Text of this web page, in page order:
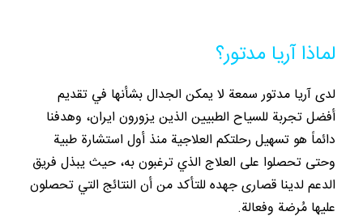
لماذا آريا مدتور؟
لدى آريا مدتور سمعة لا يمكن الجدال بشأنها في تقديم
أفضل تجربة للسياح الطبيين الذين يزورون ايران، وهدفنا
دائماً هو تسهيل رحلتكم العلاجية منذ أول استشارة طبية
وحتى تحصلوا على العلاج الذي ترغبون به، حيث يبذل فريق
الدعم لدينا قصارى جهده للتأكد من أن النتائج التي تحصلون
عليها مُرضة وفعالة.